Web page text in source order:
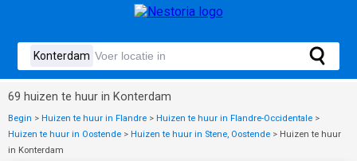
69 huizen te huur in Konterdam
Begin > Huizen te huur in Flandre > Huizen te huur in Flandre-Occidentale >
Huizen te huur in Oostende > Huizen te huur in Stene, Oostende > Huizen te huur
in Konterdam